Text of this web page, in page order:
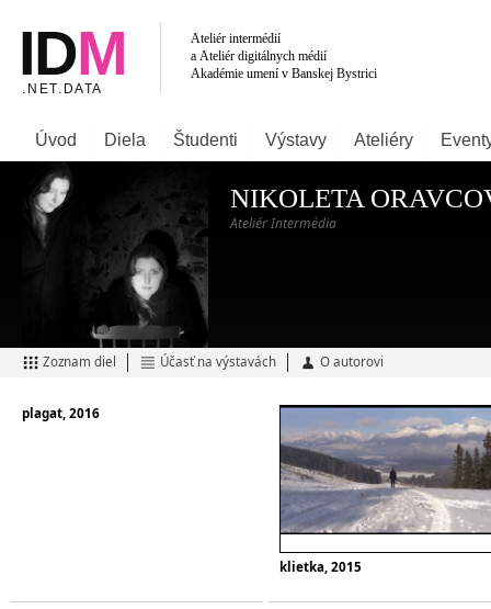
Úvod Diela Študenti Výstavy Ateliéry
NIKOLETA
Ateliér Intermédia
Zoznam diel Účasť na výstavách O autorovi
plagat, 2016
klietka, 2015